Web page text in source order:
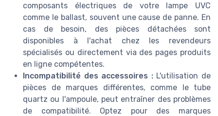
composants électriques de votre lampe UVC
comme le ballast, souvent une cause de panne. En
cas de besoin, des pièces détachées sont
disponibles à l'achat chez les revendeurs
spécialisés ou directement via des pages produits
en ligne compétentes.
Incompatibilité des accessoires :L'utilisation de
pièces de marques différentes, comme le tube
quartz ou l'ampoule, peut entraîner des problèmes
de compatibilité. Optez pour des marques